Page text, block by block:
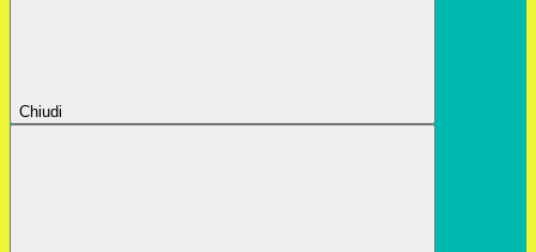
Chiudi